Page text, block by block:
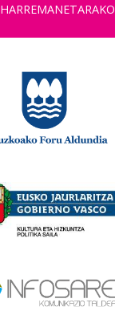
HARREMANETARAKO